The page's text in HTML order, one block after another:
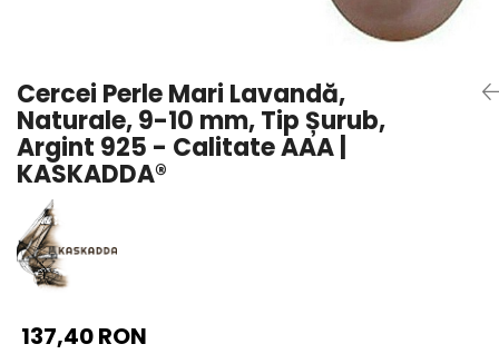
Pandantive cu Perle
Brose cu Perle
Cercei Perle Mari Lavandă,
Naturale, 9-10 mm, Tip Șurub,
Argint 925 - Calitate AAA |
KASKADDA®
137,40 RON